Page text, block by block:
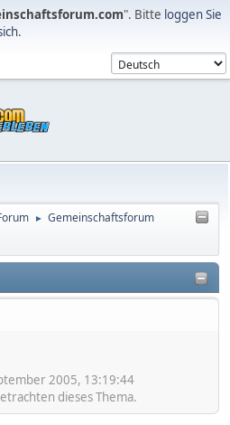
". Bitte loggen Sie
.
► Gemeinschaftsforum
2005, 13:19:44
dieses Thema.